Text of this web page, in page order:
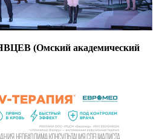
(Омский академический